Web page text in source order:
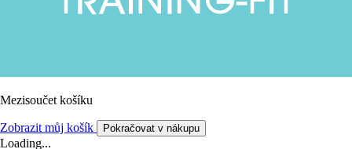
Mezisoučet košíku
Zobrazit můj košík Pokračovat v nákupu
Loading...